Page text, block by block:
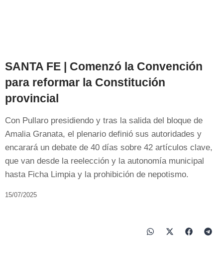
SANTA FE | Comenzó la Convención
para reformar la Constitución
provincial
Con Pullaro presidiendo y tras la salida del bloque de
Amalia Granata, el plenario definió sus autoridades y
encarará un debate de 40 días sobre 42 artículos clave,
que van desde la reelección y la autonomía municipal
hasta Ficha Limpia y la prohibición de nepotismo.
15/07/2025